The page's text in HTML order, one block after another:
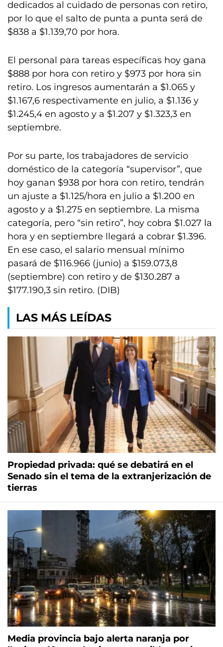
dedicados al cuidado de personas con retiro,
por lo que el salto de punta a punta será de
$838 a $1.139,70 por hora.
El personal para tareas específicas hoy gana
$888 por hora con retiro y $973 por hora sin
retiro. Los ingresos aumentarán a $1.065 y
$1.167,6 respectivamente en julio, a $1.136 y
$1.245,4 en agosto y a $1.207 y $1.323,3 en
septiembre.
Por su parte, los trabajadores de servicio
doméstico de la categoría “supervisor”, que
hoy ganan $938 por hora con retiro, tendrán
un ajuste a $1.125/hora en julio a $1.200 en
agosto y a $1.275 en septiembre. La misma
categoría, pero “sin retiro”, hoy cobra $1.027 la
hora y en septiembre llegará a cobrar $1.396.
En ese caso, el salario mensual mínimo
pasará de $116.966 (junio) a $159.073,8
(septiembre) con retiro y de $130.287 a
$177.190,3 sin retiro. (DIB)
LAS MÁS LEÍDAS
Propiedad privada: qué se debatirá en el
Senado sin el tema de la extranjerización de
tierras
Media provincia bajo alerta naranja por